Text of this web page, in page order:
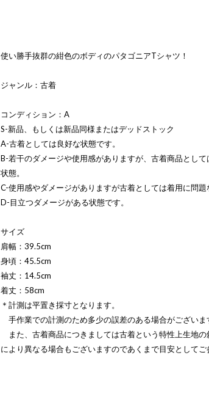
使い勝手抜群の紺色のボディのパタゴニアTシャツ！
ジャンル：古着
コンディション：A
S-新品、もしくは新品同様またはデッドストック
A-古着としては良好な状態です。
B-若干のダメージや使用感がありますが、古着商品とし
状態。
C-使用感やダメージがありますが古着としては着用に問題
D-目立つダメージがある状態です。
サイズ
肩幅：39.5cm
身頃：45.5cm
袖丈：14.5cm
着丈：58cm
＊計測は平置き採寸となります。
手作業での計測のため多少の誤差のある場合がございま
また、古着商品につきましては古着という特性上生地
により異なる場合もございますのであくまで目安としてご